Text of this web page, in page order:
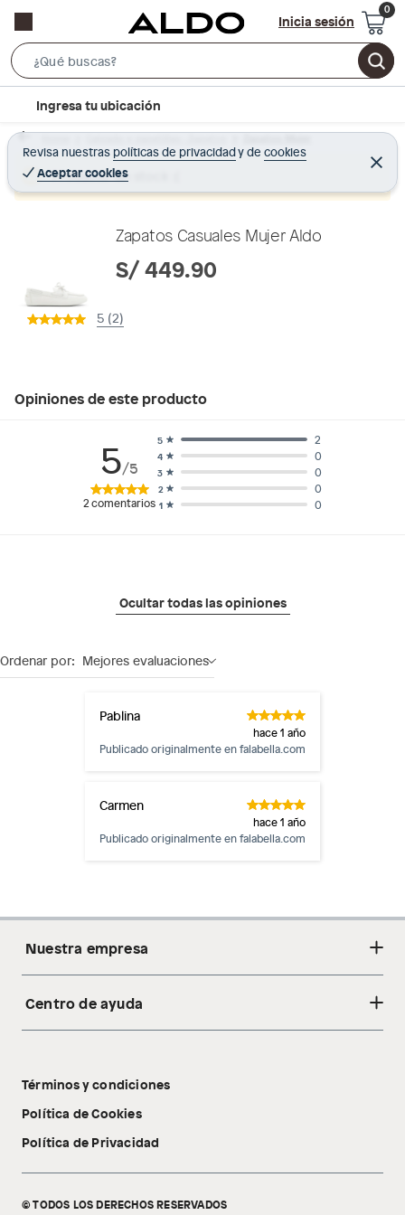
Inicia sesión
e
r
c
B
r
c
t
Ingresa tu ubicación
Revisa nuestras políticas de privacidadyde cookies
Aceptar cookies
C
e
r
Home Calzado y zapatillas - Zapatos Zapatos Mujer
Producto sin stock :(
Zapatos Casuales Mujer Aldo
S/ 449.90
5 (2)
Opiniones de este producto
5/5
2comentarios 1 0
2 0
3 0
4 0
5 2
Ocultar todas las opiniones
Ordenar por: Mejores evaluaciones
Pablina
hace 1 año
Publicado originalmente enfalabella.com
Carmen
hace 1 año
Publicado originalmente enfalabella.com
Nuestra empresa
Acerca de nosotros
Tecnología Pillow Walk
Centro de ayuda
Libro de reclamaciones
Términos y condiciones
Política de Cookies
Política de Privacidad
© TODOS LOS DERECHOS RESERVADOS